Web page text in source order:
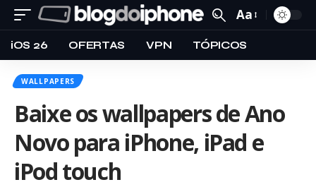
Aa
iOS 26 OFERTAS VPN TÓPICOS
WALLPAPERS
Baixe os wallpapers de Ano
Novo para iPhone, iPad e
iPod touch